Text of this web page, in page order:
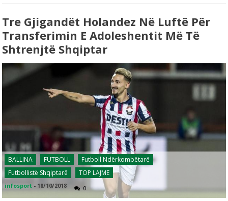
Tre Gjigandët Holandez Në Luftë Për
Transferimin E Adoleshentit Më Të
Shtrenjtë Shqiptar
BALLINA FUTBOLL
Futboll Ndërkombëtarë
Futbollistë Shqiptarë
TOP LAJME
infosport - 18/10/2018 0